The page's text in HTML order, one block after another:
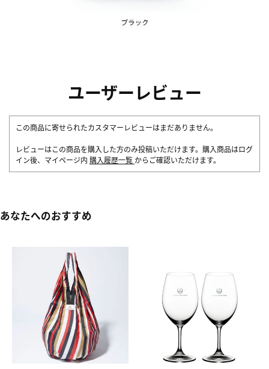
ユーザーレビュー
この商品に寄せられたカスタマーレビューはまだありません。
レビューはこの商品を購入した方のみ投稿いただけます。購入商品はログ
イン後、マイページ内 購入履歴一覧 からご確認いただけます。
あなたへのおすすめ